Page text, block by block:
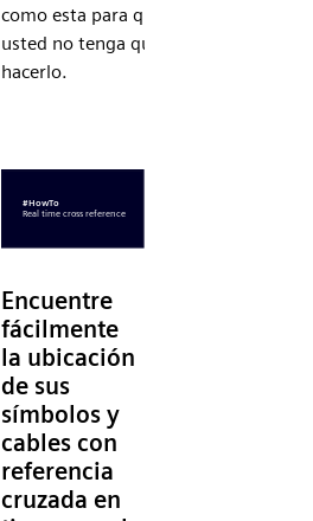
como esta para que
usted no tenga que
hacerlo.
Encuentre
fácilmente
la ubicación
de sus
símbolos y
cables con
referencia
cruzada en